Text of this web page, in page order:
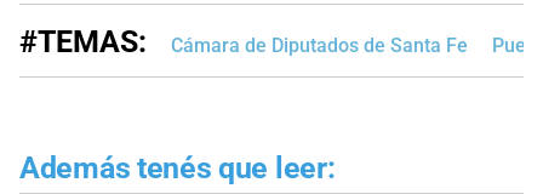
#TEMAS: Cámara de Diputados de Santa Fe
Además tenés que leer: